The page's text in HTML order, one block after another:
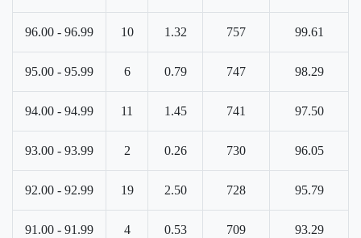
96.00 - 96.99 10 1.32 757 99.61
95.00 - 95.99 6 0.79 747 98.29
94.00 - 94.99 11 1.45 741 97.50
93.00 - 93.99 2 0.26 730 96.05
92.00 - 92.99 19 2.50 728 95.79
91.00 - 91.99 4 0.53 709 93.29